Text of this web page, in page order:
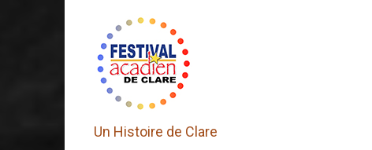
Un Histoire de Clare